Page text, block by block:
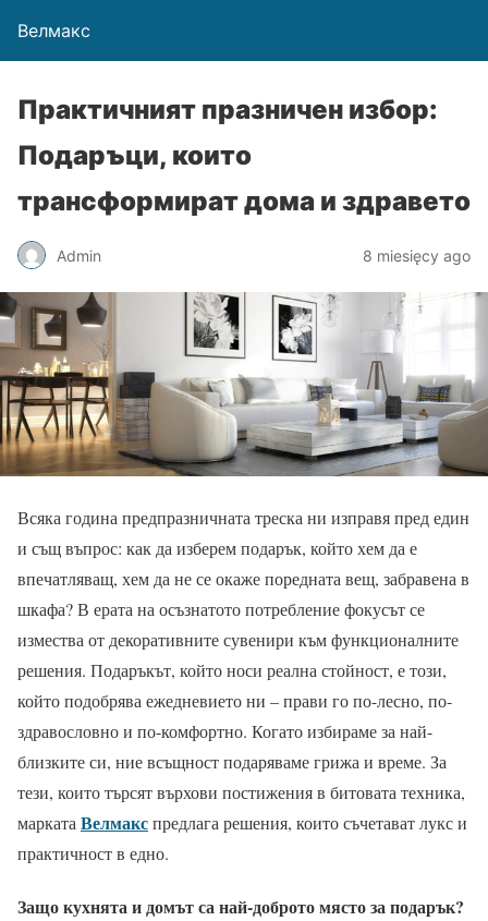
Велмакс
Практичният празничен избор:
Подаръци, които
трансформират дома и здравето
Admin 8 miesięcy ago
Всяка година предпразничната треска ни изправя пред един
и същ въпрос: как да изберем подарък, който хем да е
впечатляващ, хем да не се окаже поредната вещ, забравена в
шкафа? В ерата на осъзнатото потребление фокусът се
измества от декоративните сувенири към функционалните
решения. Подаръкът, който носи реална стойност, е този,
който подобрява ежедневието ни – прави го по-лесно, по-
здравословно и по-комфортно. Когато избираме за най-
близките си, ние всъщност подаряваме грижа и време. За
тези, които търсят върхови постижения в битовата техника,
марката Велмакспредлага решения, които съчетават лукс и
практичност в едно.
Защо кухнята и домът са най-доброто място за подарък?